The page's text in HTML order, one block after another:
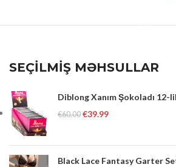
SEÇİLMİŞ MƏHSULLAR
Diblong Xanım Şokoladı 12-
€60.00 €39.99
Black Lace Fantasy Garter